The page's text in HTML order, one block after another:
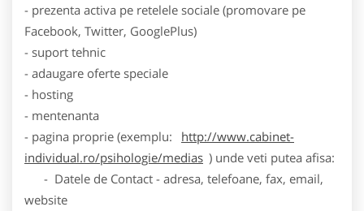
- prezenta activa pe retelele sociale (promovare pe
Facebook, Twitter, GooglePlus)
- suport tehnic
- adaugare oferte speciale
- hosting
- mentenanta
- pagina proprie (exemplu:
http://www.cabinet-
individual.ro/psihologie/medias ) unde veti putea afisa:
- Datele de Contact - adresa, telefoane, fax, email,
website